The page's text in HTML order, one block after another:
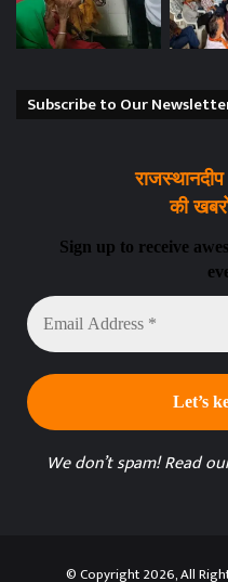
Subscribe to Our
राजस्थानदीप
की
Sign up to receive
Email
Address
*
We don’t spam! Read
© Copyright 2026, All